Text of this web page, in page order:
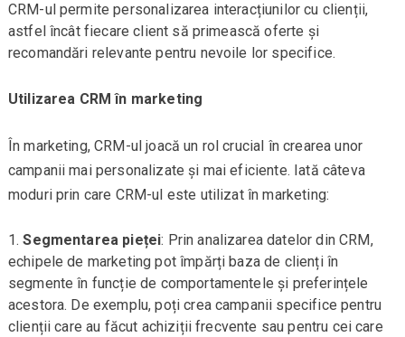
CRM-ul permite personalizarea interacțiunilor cu clienții,
astfel încât fiecare client să primească oferte și
recomandări relevante pentru nevoile lor specifice.
Utilizarea CRM în marketing
În marketing, CRM-ul joacă un rol crucial în crearea unor
campanii mai personalizate și mai eficiente. Iată câteva
moduri prin care CRM-ul este utilizat în marketing:
Segmentarea pieței: Prin analizarea datelor din CRM,
echipele de marketing pot împărți baza de clienți în
segmente în funcție de comportamentele și preferințele
acestora. De exemplu, poți crea campanii specifice pentru
clienții care au făcut achiziții frecvente sau pentru cei care